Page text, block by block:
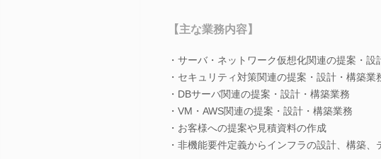
【主な業務内容】
・サーバ・ネットワーク仮想化関連の提案・設
・セキュリティ対策関連の提案・設計・構築業
・DBサーバ関連の提案・設計・構築業務
・VM・AWS関連の提案・設計・構築業務
・お客様への提案や見積資料の作成
・非機能要件定義からインフラの設計、構築